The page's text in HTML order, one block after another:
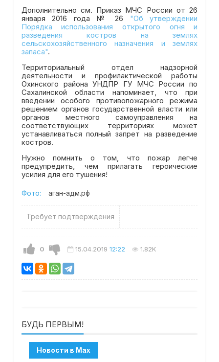
Дополнительно см. Приказ МЧС России от 26
января 2016 года № 26 "Об утверждении
Порядка использования открытого огня и
разведения костров на землях
сельскохозяйственного назначения и землях
запаса".
Территориальный отдел надзорной
деятельности и профилактической работы
Охинского района УНДПР ГУ МЧС России по
Сахалинской области напоминает, что при
введении особого противопожарного режима
решением органов государственной власти или
органов местного самоуправления на
соответствующих территориях может
устанавливаться полный запрет на разведение
костров.
Нужно помнить о том, что пожар легче
предупредить, чем прилагать героические
усилия для его тушения!
Фото: аган-адм.рф
Требует подтверждения
0 15.04.2019 12:22 1.82K
БУДЬ ПЕРВЫМ!